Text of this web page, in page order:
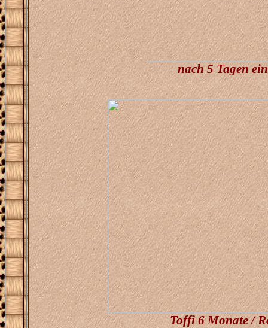
nach 5 Tagen
Toffi 6 Monate /